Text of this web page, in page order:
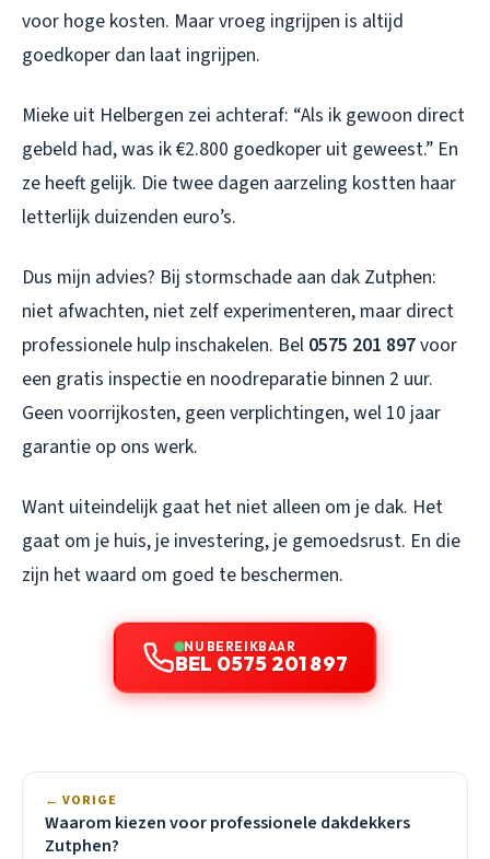
voor hoge kosten. Maar vroeg ingrijpen is altijd
goedkoper dan laat ingrijpen.
Mieke uit Helbergen zei achteraf: “Als ik gewoon direct
gebeld had, was ik €2.800 goedkoper uit geweest.” En
ze heeft gelijk. Die twee dagen aarzeling kostten haar
letterlijk duizenden euro’s.
Dus mijn advies? Bij stormschade aan dak Zutphen:
niet afwachten, niet zelf experimenteren, maar direct
professionele hulp inschakelen. Bel 0575 201 897voor
een gratis inspectie en noodreparatie binnen 2 uur.
Geen voorrijkosten, geen verplichtingen, wel 10 jaar
garantie op ons werk.
Want uiteindelijk gaat het niet alleen om je dak. Het
gaat om je huis, je investering, je gemoedsrust. En die
zijn het waard om goed te beschermen.
NU BEREIKBAAR
BEL 0575 201 897
← VORIGE
Waarom kiezen voor professionele dakdekkers
Zutphen?